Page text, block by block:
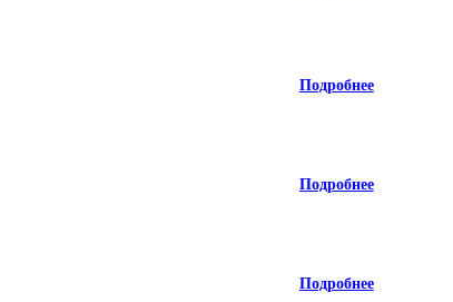
Подробнее
Подробнее
Подробнее